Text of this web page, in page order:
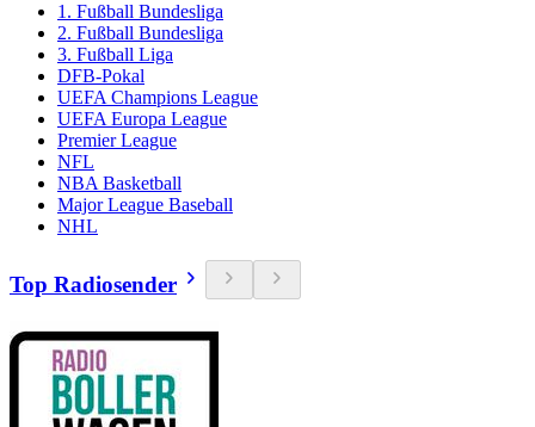
1. Fußball Bundesliga
2. Fußball Bundesliga
3. Fußball Liga
DFB-Pokal
UEFA Champions League
UEFA Europa League
Premier League
NFL
NBA Basketball
Major League Baseball
NHL
Top Radiosender